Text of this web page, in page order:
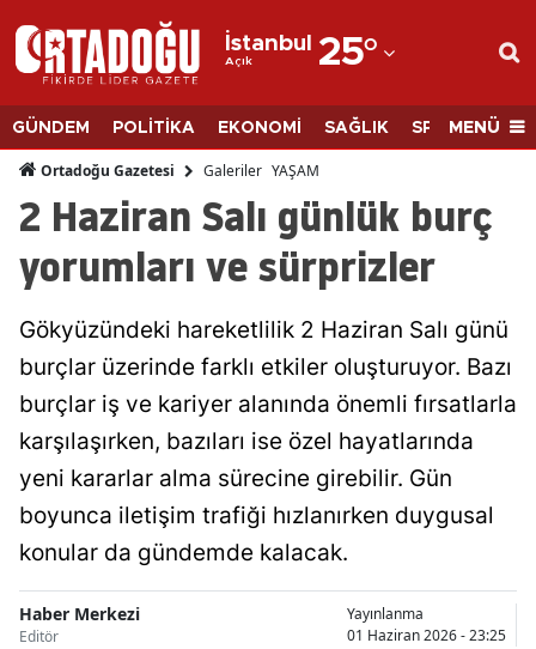
İstanbul
Açık 25°
Adana
Adıyaman
Afyonkarahisar
Ağrı
Amasya
Ankara
Antalya
Artvin
Aydın
Balıkesir
Bilecik
GÜNDEM POLİTİKA EKONOMİ SAĞLIK SPORMENÜ
Ortadoğu Gazetesi Galeriler YAŞAM
2 Haziran Salı günlük burç
yorumları ve sürprizler
Gökyüzündeki hareketlilik 2 Haziran Salı günü
burçlar üzerinde farklı etkiler oluşturuyor. Bazı
burçlar iş ve kariyer alanında önemli fırsatlarla
karşılaşırken, bazıları ise özel hayatlarında
yeni kararlar alma sürecine girebilir. Gün
boyunca iletişim trafiği hızlanırken duygusal
konular da gündemde kalacak.
Haber Merkezi
Editör
Yayınlanma
01 Haziran 2026 - 23:25